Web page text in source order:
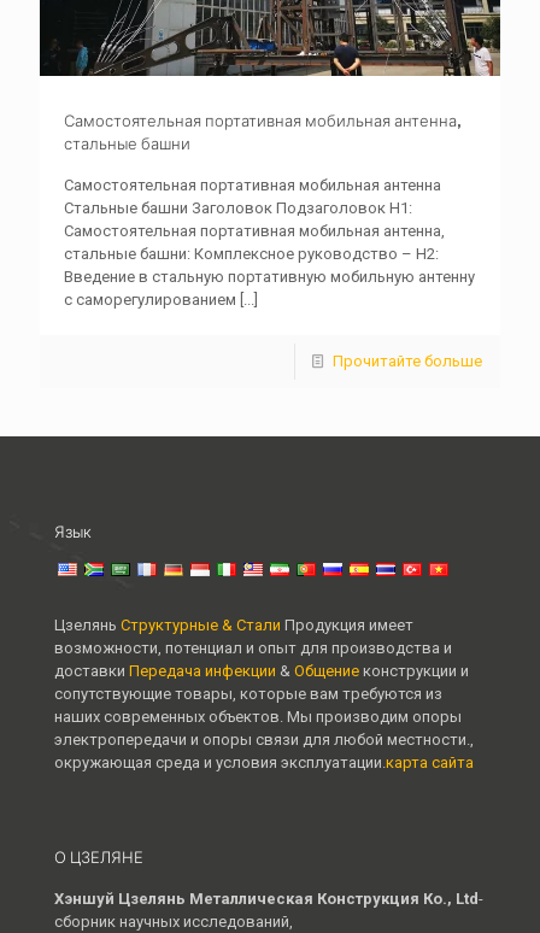
Самостоятельная портативная мобильная антенна,
стальные башни
Самостоятельная портативная мобильная антенна
Стальные башни Заголовок Подзаголовок H1:
Самостоятельная портативная мобильная антенна,
стальные башни: Комплексное руководство – H2:
Введение в стальную портативную мобильную антенну
с саморегулированием [...]
Прочитайте больше
Язык
Цзелянь Структурные & Стали Продукция имеет
возможности, потенциал и опыт для производства и
доставки Передача инфекции & Общение конструкции и
сопутствующие товары, которые вам требуются из
наших современных объектов. Мы производим опоры
электропередачи и опоры связи для любой местности.,
окружающая среда и условия эксплуатации. карта сайта
О ЦЗЕЛЯНЕ
Хэншуй Цзелянь Металлическая Конструкция Ко., Ltd-
сборник научных исследований,